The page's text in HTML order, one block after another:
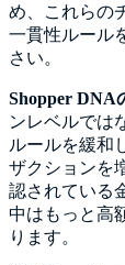
め、これらの
一貫性ルール
さい。
Shopper DNA
ンレベルでは
ルールを緩和
ザクションを
認されている
中はもっと高
ります。